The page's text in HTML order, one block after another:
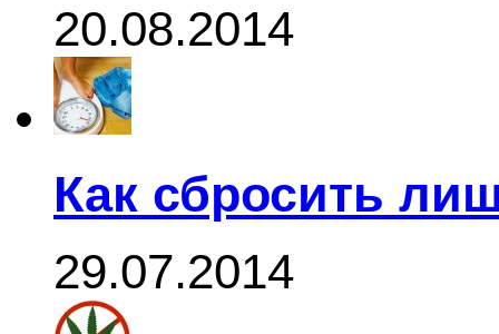
20.08.2014
Как сбросить
29.07.2014